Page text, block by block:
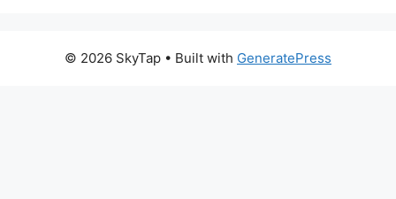
© 2026 SkyTap • Built with GeneratePress